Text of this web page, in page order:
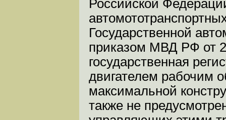
Российской
Государственной
приказом МВД РФ от
государственная
двигателем рабочим
максимальной
также не